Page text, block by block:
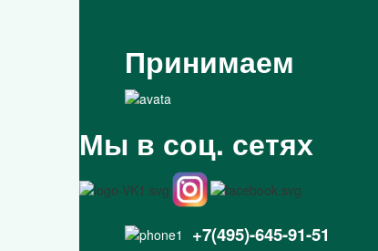
Принимаем
Мы в соц. сетях
+7(495)-645-91-51